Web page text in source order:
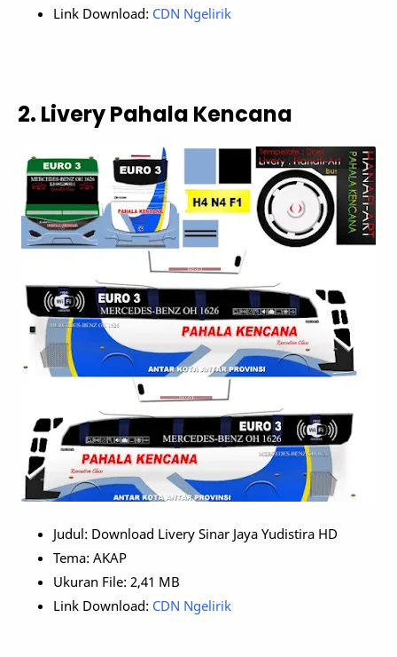
Link Download: CDN Ngelirik
2. Livery Pahala Kencana
Judul: Download Livery Sinar Jaya Yudistira HD
Tema: AKAP
Ukuran File: 2,41 MB
Link Download: CDN Ngelirik